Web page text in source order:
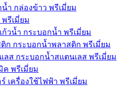
ำ กล่องข้าว พรีเมี่ยม
รีเมี่ยม
ก้วน้ำ กระบอกน้ำ พรีเมี่ยม
ก กระบอกน้ำพลาสติก พรีเมี่ยม
ลส กระบอกน้ำสแตนเลส พรีเมี่ยม
ค พรีเมี่ยม
เครื่องใช้ไฟฟ้า พรีเมี่ยม